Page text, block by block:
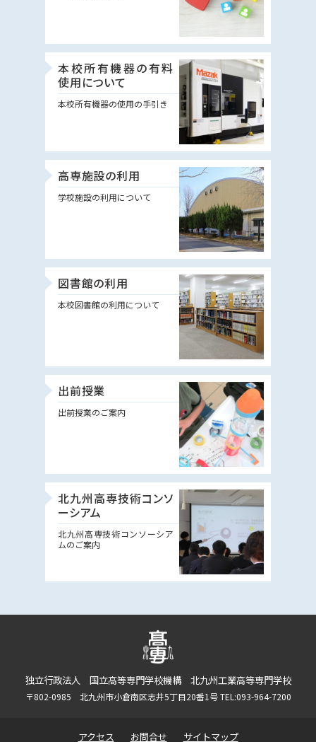
本校所有機器の有料
使用について
本校所有機器の使用の手引き
高専施設の利用
学校施設の利用について
図書館の利用
本校図書館の利用について
出前授業
出前授業のご案内
北九州高専技術コンソ
ーシアム
北九州高専技術コンソーシア
ムのご案内
独立行政法人 国立高等専門学校機構 北九州工業高等専門学校
〒802-0985 北九州市小倉南区志井5丁目20番1号 TEL:093-964-7200
アクセス お問合せ サイトマップ